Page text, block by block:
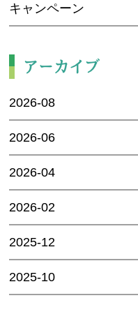
キャンペーン
アーカイブ
2026-08
2026-06
2026-04
2026-02
2025-12
2025-10